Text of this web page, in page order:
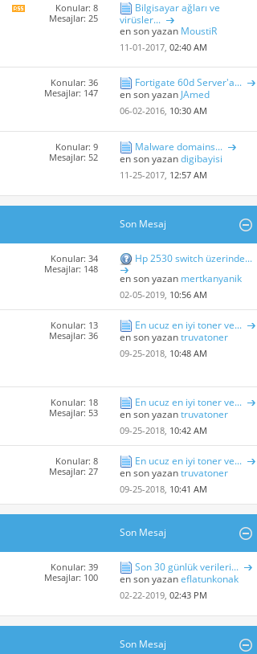
Forum'un
Konular: 8
Mesajlar: 25
Bilgisayar ağları ve
virüsler...
en son yazan MoustiR
11-01-2017, 02:40 AM
Konular: 36
Mesajlar: 147
Fortigate 60d Server'a...
en son yazan JAmed
06-02-2016, 10:30 AM
Konular: 9
Mesajlar: 52
Malware domains...
en son yazandigibayisi
11-25-2017, 12:57 AM
Son Mesaj
Konular: 34
Mesajlar: 148
Hp 2530 switch üzerinde...
en son yazan mertkanyanik
02-05-2019, 10:56 AM
Konular: 13
Mesajlar: 36
En ucuz en iyi toner ve...
en son yazantruvatoner
09-25-2018, 10:48 AM
Konular: 18
Mesajlar: 53
En ucuz en iyi toner ve...
en son yazantruvatoner
09-25-2018, 10:42 AM
Konular: 8
Mesajlar: 27
En ucuz en iyi toner ve...
en son yazantruvatoner
09-25-2018, 10:41 AM
Son Mesaj
Konular: 39
Mesajlar: 100
Son 30 günlük verileri...
en son yazaneflatunkonak
02-22-2019, 02:43 PM
Son Mesaj